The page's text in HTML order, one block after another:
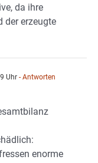
da ihre
der erzeugte
Uhr - Antworten
enorme